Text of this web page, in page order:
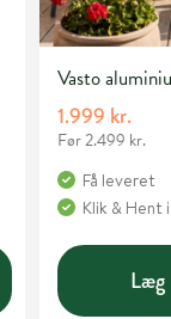
Vasto
1.999 kr.
Før 2.499 kr.
Få leveret
Klik & Hent
Læg